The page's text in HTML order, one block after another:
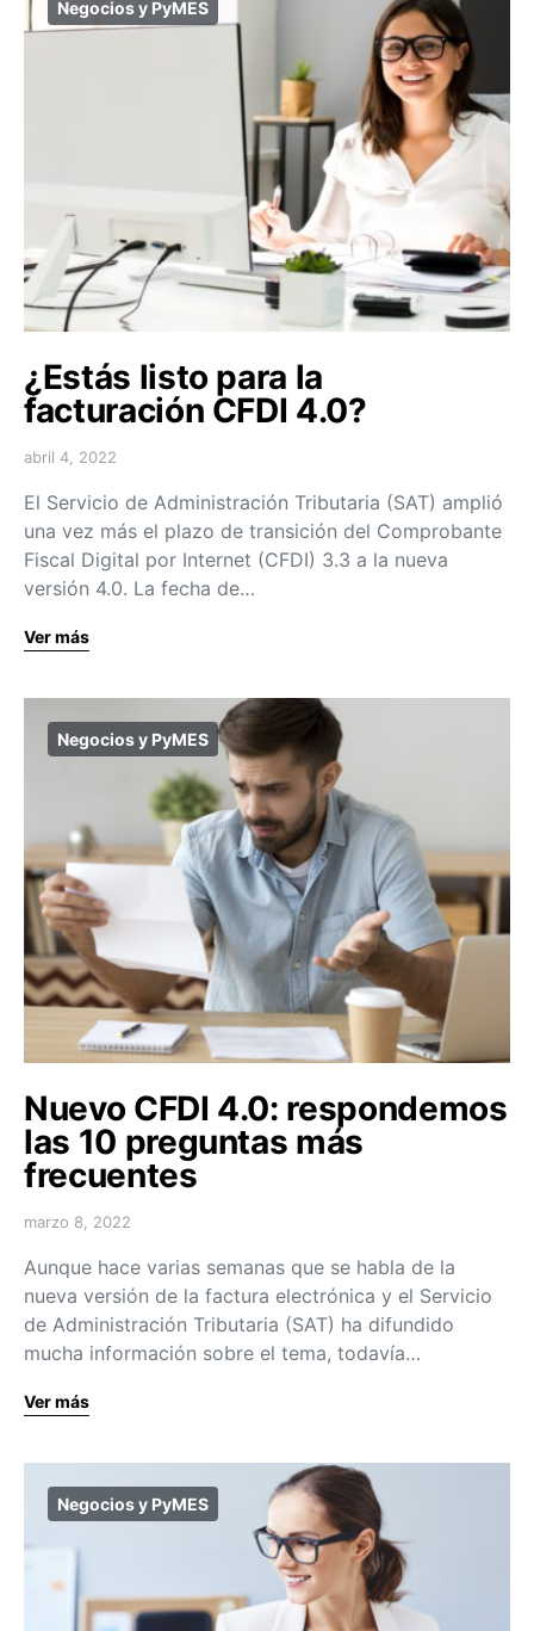
Negocios y PyMES
¿Estás listo para la
facturación CFDI 4.0?
abril 4, 2022
El Servicio de Administración Tributaria (SAT) amplió
una vez más el plazo de transición del Comprobante
Fiscal Digital por Internet (CFDI) 3.3 a la nueva
versión 4.0. La fecha de…
Ver más
Negocios y PyMES
Nuevo CFDI 4.0: respondemos
las 10 preguntas más
frecuentes
marzo 8, 2022
Aunque hace varias semanas que se habla de la
nueva versión de la factura electrónica y el Servicio
de Administración Tributaria (SAT) ha difundido
mucha información sobre el tema, todavía…
Ver más
Negocios y PyMES